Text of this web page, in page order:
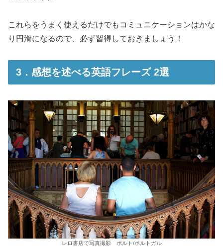
これらをうまく使えるだけでもコミュニケーションはかな
り円滑になるので、必ず習得しておきましょう！
3．感想を述べる英語フレーズ 2選
レロ書店で写真撮影 ポルト/ポルトガル